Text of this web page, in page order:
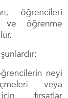
öğrencileri
ve öğrenme
neyi
veya
fırsatlar